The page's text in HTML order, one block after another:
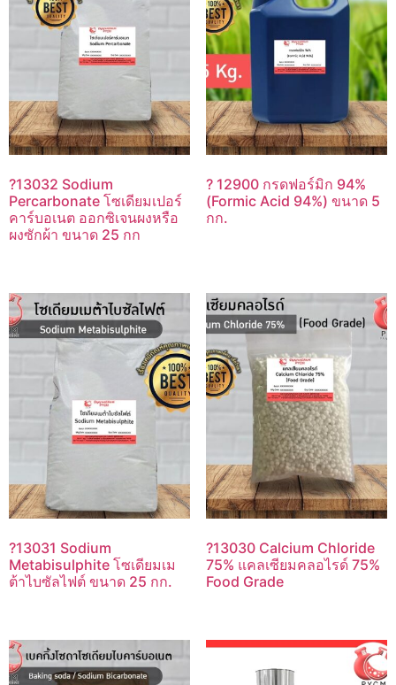
?13032 Sodium
Percarbonate โซเดียมเปอร์
คาร์บอเนต ออกซิเจนผงหรือ
ผงซักผ้า ขนาด 25 กก
? 12900 กรดฟอร์มิก 94%
(Formic Acid 94%) ขนาด 5
กก.
?13031 Sodium
Metabisulphite โซเดียมเม
ต้าไบซัลไฟต์ ขนาด 25 กก.
?13030 Calcium Chloride
75% แคลเซียมคลอไรด์ 75%
Food Grade